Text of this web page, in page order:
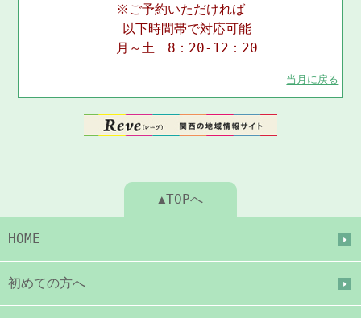
※ご予約いただければ
以下時間帯で対応可能
月～土 8：20-12：20
当月に戻る
▲TOPへ
HOME
初めての方へ